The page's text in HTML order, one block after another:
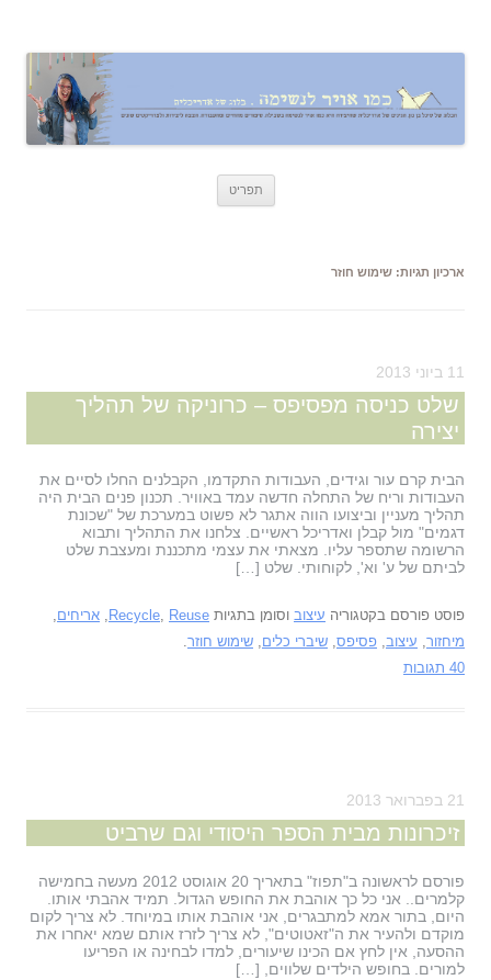
תפריט
ארכיון תגיות: שימוש חוזר
11 ביוני 2013
שלט כניסה מפסיפס – כרוניקה של תהליך
יצירה
הבית קרם עור וגידים, העבודות התקדמו, הקבלנים החלו לסיים את
העבודות וריח של התחלה חדשה עמד באוויר. תכנון פנים הבית היה
תהליך מעניין וביצועו הווה אתגר לא פשוט במערכת של "שכונת
דגמים" מול קבלן ואדריכל ראשיים. צלחנו את התהליך ותבוא
הרשומה שתספר עליו. מצאתי את עצמי מתכננת ומעצבת שלט
לביתם של ע' וא', לקוחותי. שלט […]
פוסט פורסם בקטגוריה עיצוב וסומן בתגיות Recycle, Reuse
, אריחים,
מיחזור, עיצוב, פסיפס, שיברי כלים, שימוש חוזר.
40 תגובות
21 בפברואר 2013
זיכרונות מבית הספר היסודי וגם שרביט
פורסם לראשונה ב"תפוז" בתאריך 20 אוגוסט 2012 מעשה בחמישה
קלמרים.. אני כל כך אוהבת את החופש הגדול. תמיד אהבתי אותו.
היום, בתור אמא למתבגרים, אני אוהבת אותו במיוחד. לא צריך לקום
מוקדם ולהעיר את ה"זאטוטים", לא צריך לזרז אותם שמא יאחרו את
ההסעה, אין לחץ אם הכינו שיעורים, למדו לבחינה או הפריעו
למורים. בחופש הילדים שלווים, […]